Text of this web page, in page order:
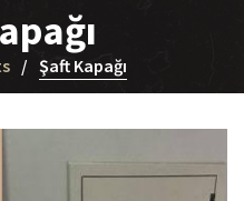
Şaft Kapağı